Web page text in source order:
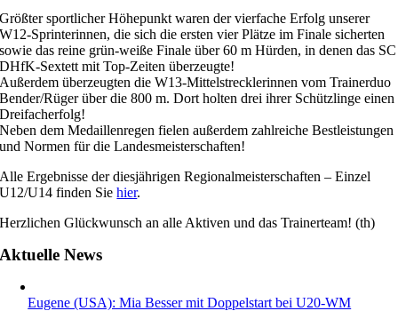
Größter sportlicher Höhepunkt waren der vierfache Erfolg unserer
W12-Sprinterinnen, die sich die ersten vier Plätze im Finale sicherten
sowie das reine grün-weiße Finale über 60 m Hürden, in denen das SC
DHfK-Sextett mit Top-Zeiten überzeugte!
Außerdem überzeugten die W13-Mittelstrecklerinnen vom Trainerduo
Bender/Rüger über die 800 m. Dort holten drei ihrer Schützlinge einen
Dreifacherfolg!
Neben dem Medaillenregen fielen außerdem zahlreiche Bestleistungen
und Normen für die Landesmeisterschaften!
Alle Ergebnisse der diesjährigen Regionalmeisterschaften – Einzel
U12/U14 finden Siehier.
Herzlichen Glückwunsch an alle Aktiven und das Trainerteam! (th)
Aktuelle News
Eugene (USA): Mia Besser mit Doppelstart bei U20-WM